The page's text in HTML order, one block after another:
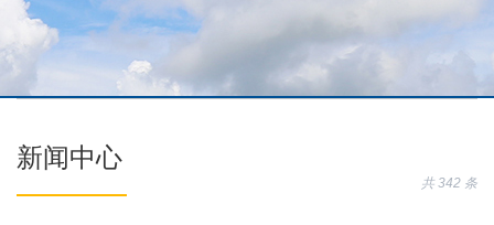
新闻中心
共 342 条